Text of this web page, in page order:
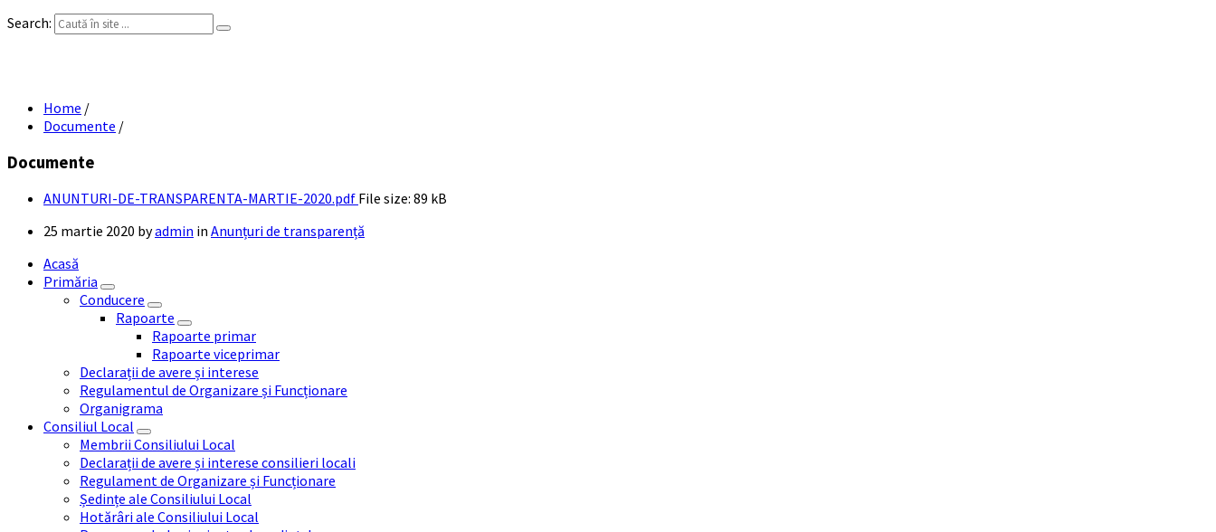
Search:
Home /
Documente /
Documente
ANUNTURI-DE-TRANSPARENTA-MARTIE-2020.pdf File size: 89 kB
25 martie 2020 byadmin in Anunțuri de transparență
Acasă
Primăria
Conducere
Rapoarte
Rapoarte primar
Rapoarte viceprimar
Declarații de avere și interese
Regulamentul de Organizare și Funcționare
Organigrama
Consiliul Local
Membrii Consiliului Local
Declarații de avere și interese consilieri locali
Regulament de Organizare și Funcționare
Ședințe ale Consiliului Local
Hotărâri ale Consiliului Local